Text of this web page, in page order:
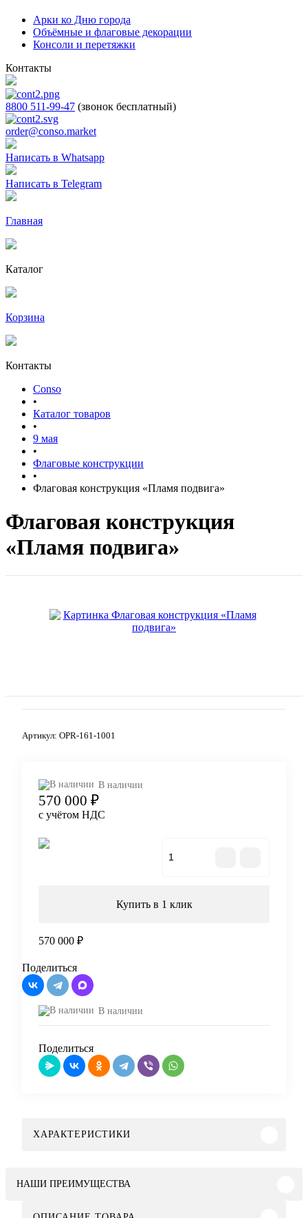
Арки ко Дню города
Объёмные и флаговые декорации
Консоли и перетяжки
Контакты
8800 511-99-47 (звонок бесплатный)
order@conso.market
Написать в Whatsapp
Написать в Telegram
Главная
Каталог
Корзина
Контакты
Conso
•
Каталог товаров
•
9 мая
•
Флаговые конструкции
•
Флаговая конструкция «Пламя подвига»
Флаговая конструкция
«Пламя подвига»
Артикул: OPR-161-1001
В наличии
570 000 ₽
с учётом НДС
Купить в 1 клик
570 000 ₽
Поделиться
В наличии
Поделиться
ХАРАКТЕРИСТИКИ
НАШИ ПРЕИМУЩЕСТВА